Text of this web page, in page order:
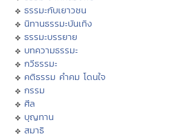
ธรรมะกับเยาวชน
นิทานธรรมะบันเทิง
ธรรมะบรรยาย
บทความธรรมะ
กวีธรรมะ
คติธรรม คำคม โดนใจ
กรรม
ศีล
บุญทาน
สมาธิ